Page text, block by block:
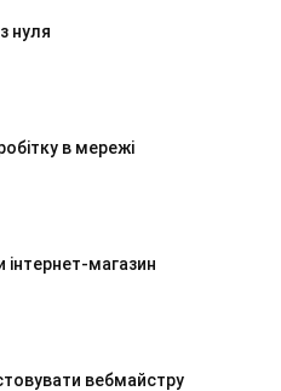
нуля
в мережі
інтернет-магазин
вебмайстру